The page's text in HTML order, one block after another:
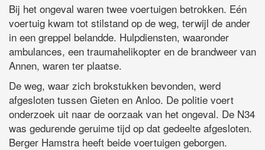
Bij het ongeval waren twee voertuigen betrokken. Eén
voertuig kwam tot stilstand op de weg, terwijl de ander
in een greppel belandde. Hulpdiensten, waaronder
ambulances, een traumahelikopter en de brandweer van
Annen, waren ter plaatse.
De weg, waar zich brokstukken bevonden, werd
afgesloten tussen Gieten en Anloo. De politie voert
onderzoek uit naar de oorzaak van het ongeval. De N34
was gedurende geruime tijd op dat gedeelte afgesloten.
Berger Hamstra heeft beide voertuigen geborgen.